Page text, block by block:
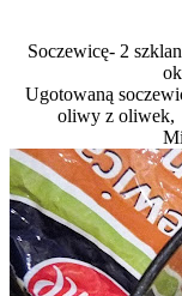
Soczewicę- 2
Ugotowaną
oliwy z oliwek,